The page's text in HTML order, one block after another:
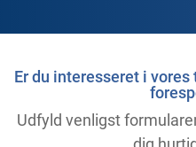
Er du interesseret i
Udfyld venligst